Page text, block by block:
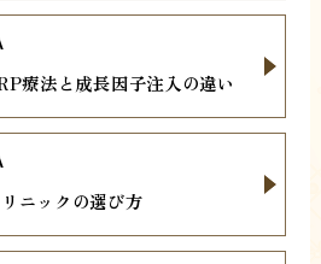
療法と成長因子注入の違い
ニックの選び方